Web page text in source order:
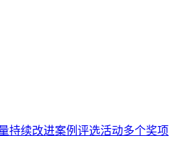
持续改进案例评选活动多个奖项